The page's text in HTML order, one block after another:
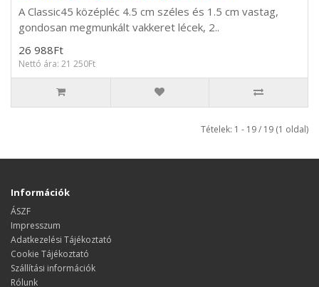
A Classic45 középléc 4.5 cm széles és 1.5 cm vastag,
gondosan megmunkált vakkeret lécek, 2..
26 988Ft
Nettó ára: 21 250Ft
Tételek: 1 - 19 / 19 (1 oldal)
Információk
ÁSZF
Impresszum
Adatkezelési Tájékoztató
Cookie Tájékoztató
Szállítási információk
Rólunk